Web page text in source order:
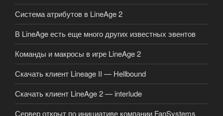
Система атрибутов в LineAge 2
В LineAge есть еще много других известных эвентов
Команды и макросы в игре LineAge 2
Скачать клиент Lineage II — Hellbound
Скачать клиент LineAge 2 — interlude
Сервер открыт по инициативе компании FanSystems